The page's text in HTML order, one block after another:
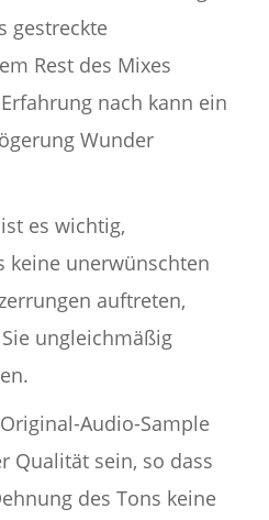
gestreckte
Rest des Mixes
nach kann ein
Wunder
es wichtig,
keine unerwünschten
auftreten,
ungleichmäßig
Audio-Sample
Qualität sein, so dass
des Tons keine